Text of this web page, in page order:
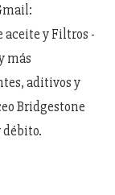
y Filtros -
más
aditivos y
Bridgestone
débito.